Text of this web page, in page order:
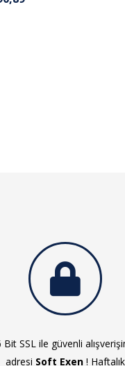
Bit SSL ile güvenli
adresi Soft Exen ! Haftalık